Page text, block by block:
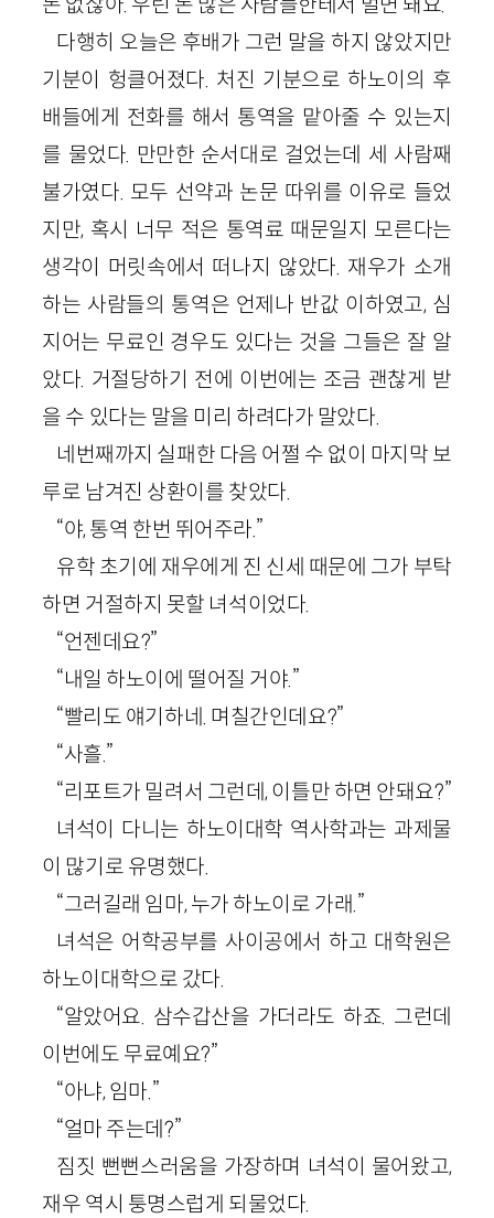
다행히 오늘은 후배가 그런 말을 하지 않았지만
기분이 헝클어졌다. 처진 기분으로 하노이의 후
배들에게 전화를 해서 통역을 맡아줄 수 있는지
를 물었다. 만만한 순서대로 걸었는데 세 사람째
불가였다. 모두 선약과 논문 따위를 이유로 들었
지만, 혹시 너무 적은 통역료 때문일지 모른다는
생각이 머릿속에서 떠나지 않았다. 재우가 소개
하는 사람들의 통역은 언제나 반값 이하였고, 심
지어는 무료인 경우도 있다는 것을 그들은 잘 알
았다. 거절당하기 전에 이번에는 조금 괜찮게 받
을 수 있다는 말을 미리 하려다가 말았다.
네번째까지 실패한 다음 어쩔 수 없이 마지막 보
루로 남겨진 상환이를 찾았다.
“야, 통역 한번 뛰어주라.”
유학 초기에 재우에게 진 신세 때문에 그가 부탁
하면 거절하지 못할 녀석이었다.
“언젠데요?”
“내일 하노이에 떨어질 거야.”
“빨리도 얘기하네. 며칠간인데요?”
“사흘.”
“리포트가 밀려서 그런데, 이틀만 하면 안돼요?”
녀석이 다니는 하노이대학 역사학과는 과제물
이 많기로 유명했다.
“그러길래 임마, 누가 하노이로 가래.”
녀석은 어학공부를 사이공에서 하고 대학원은
하노이대학으로 갔다.
“알았어요. 삼수갑산을 가더라도 하죠. 그런데
이번에도 무료예요?”
“아냐, 임마.”
“얼마 주는데?”
짐짓 뻔뻔스러움을 가장하며 녀석이 물어왔고,
재우 역시 퉁명스럽게 되물었다.